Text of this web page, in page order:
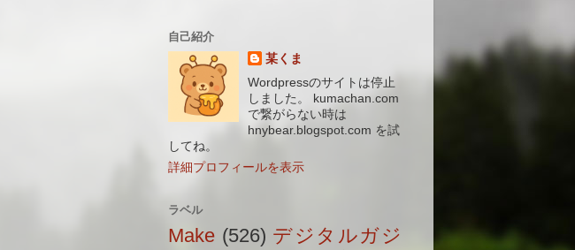
自己紹介
某くま
Wordpressのサイトは停止
しました。 kumachan.com
で繋がらない時は
hnybear.blogspot.com を試
してね。
詳細プロフィールを表示
ラベル
Make (526) デジタルガジ